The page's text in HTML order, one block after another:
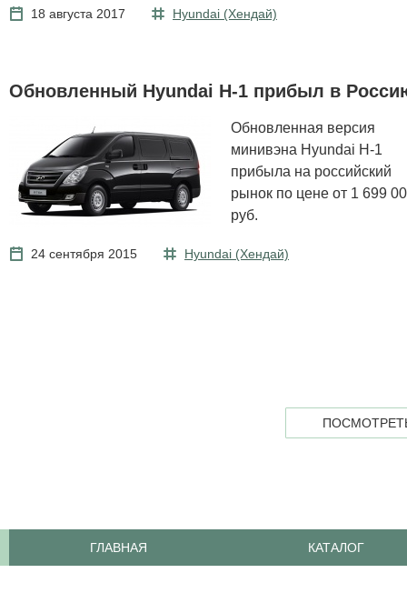
18 августа 2017 Hyundai (Хендай)
Обновленный Hyundai H-1 прибыл в
Обновленная версия
минивэна Hyundai H-1
прибыла на российский
рынок по цене от 1 699
руб.
24 сентября 2015 Hyundai (Хендай)
ГЛАВНАЯ КАТАЛОГ